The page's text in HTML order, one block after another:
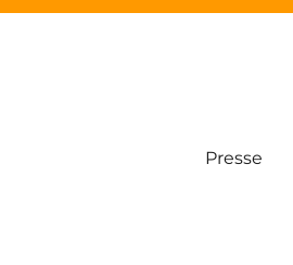
Presse